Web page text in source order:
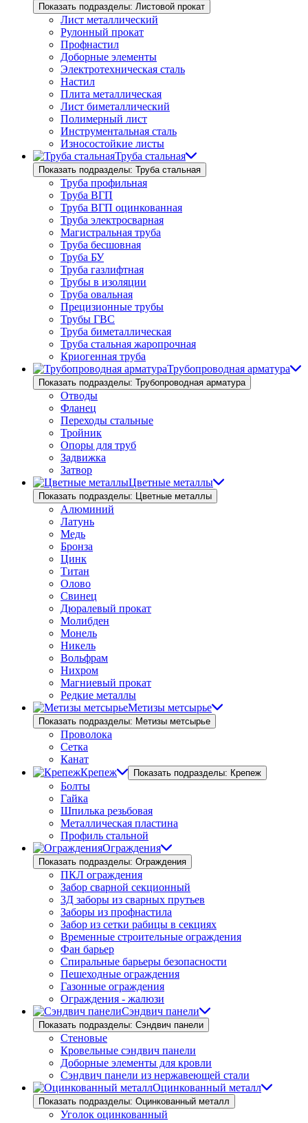
Показать подразделы: Листовой прокат
Лист металлический
Рулонный прокат
Профнастил
Доборные элементы
Электротехническая сталь
Настил
Плита металлическая
Лист биметаллический
Полимерный лист
Инструментальная сталь
Износостойкие листы
Труба стальная
Показать подразделы: Труба стальная
Труба профильная
Труба ВГП
Труба ВГП оцинкованная
Труба электросварная
Магистральная труба
Труба бесшовная
Труба БУ
Труба газлифтная
Трубы в изоляции
Труба овальная
Прецизионные трубы
Трубы ГВС
Труба биметаллическая
Труба стальная жаропрочная
Криогенная труба
Трубопроводная арматура
Показать подразделы: Трубопроводная арматура
Отводы
Фланец
Переходы стальные
Тройник
Опоры для труб
Задвижка
Затвор
Цветные металлы
Показать подразделы: Цветные металлы
Алюминий
Латунь
Медь
Бронза
Цинк
Титан
Олово
Свинец
Дюралевый прокат
Молибден
Монель
Никель
Вольфрам
Нихром
Магниевый прокат
Редкие металлы
Метизы метсырье
Показать подразделы: Метизы метсырье
Проволока
Сетка
Канат
Крепеж
Показать подразделы: Крепеж
Болты
Гайка
Шпилька резьбовая
Металлическая пластина
Профиль стальной
Ограждения
Показать подразделы: Ограждения
ПКЛ ограждения
Забор сварной секционный
3Д заборы из сварных прутьев
Заборы из профнастила
Забор из сетки рабицы в секциях
Временные строительные ограждения
Фан барьер
Спиральные барьеры безопасности
Пешеходные ограждения
Газонные ограждения
Ограждения - жалюзи
Сэндвич панели
Показать подразделы: Сэндвич панели
Стеновые
Кровельные сэндвич панели
Доборные элементы для кровли
Сэндвич панели из нержавеющей стали
Оцинкованный металл
Показать подразделы: Оцинкованный металл
Уголок оцинкованный